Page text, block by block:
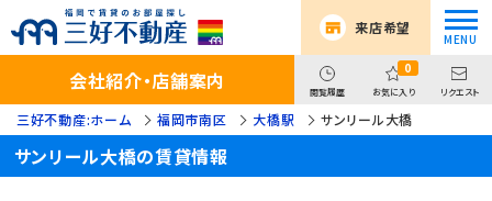
来店希望
会社紹介・店舗案内 閲覧履歴
0
お気に入り リクエスト
三好不動産:ホーム 福岡市南区 大橋駅 サンリール大橋
サンリール大橋の賃貸情報